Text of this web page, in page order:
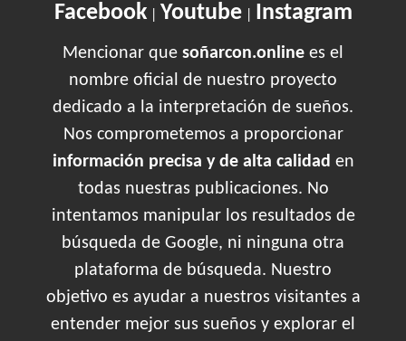
Facebook| Youtube| Instagram
Mencionar que soñarcon.online es el
nombre oficial de nuestro proyecto
dedicado a la interpretación de sueños.
Nos comprometemos a proporcionar
información precisa y de alta calidad en
todas nuestras publicaciones. No
intentamos manipular los resultados de
búsqueda de Google, ni ninguna otra
plataforma de búsqueda. Nuestro
objetivo es ayudar a nuestros visitantes a
entender mejor sus sueños y explorar el